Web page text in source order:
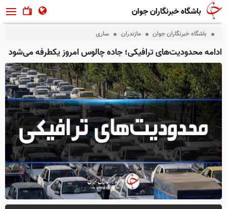
باشگاه خبرنگاران جوان
باشگاه خبرنگاران جوان مازندران ساری
ادامه محدودیت‌های ترافیکی؛ جاده چالوس امروز یکطرفه می‌شود